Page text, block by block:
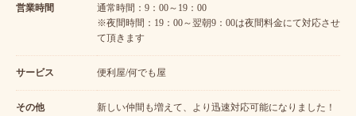
営業時間
通常時間：9：00～19：00
※夜間時間：19：00～翌朝9：00は夜間料金にて対応させ
て頂きます
サービス 便利屋/何でも屋
その他
新しい仲間も増えて、より迅速対応可能になりました！